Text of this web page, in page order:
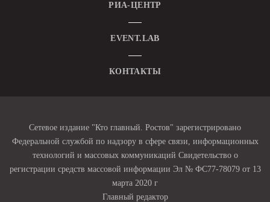
РИА-ЦЕНТР
EVENT.LAB
КОНТАКТЫ
Сетевое издание "Кто главный. Ростов" зарегистрировано
Федеральной службой по надзору в сфере связи, информационных
технологий и массовых коммуникаций Свидетельство о
регистрации средств массовой информации Эл № ФС77-78079 от 13
марта 2020 г
Главный редактор